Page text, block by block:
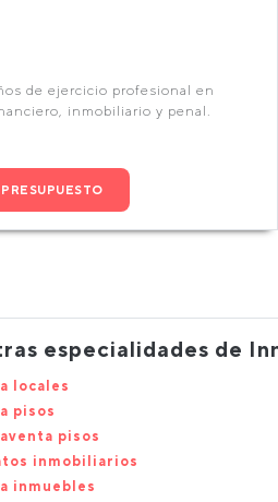
de ejercicio profesional en
inmobiliario y penal.
especialidades de
locales
pisos
pisos
inmobiliarios
inmuebles